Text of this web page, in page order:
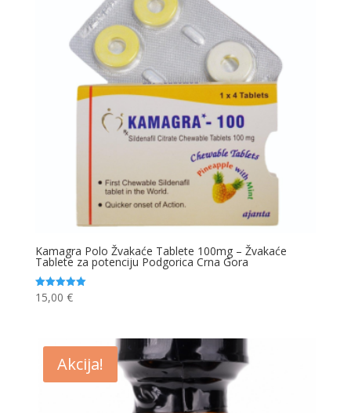
Kamagra Polo Žvakaće Tablete 100mg – Žvakaće
Tablete za potenciju Podgorica Crna Gora
Ocjenjeno
5.00
15,00 €
Akcija!